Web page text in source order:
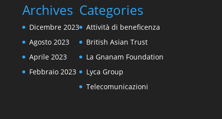
Archives
Dicembre 2023
Agosto 2023
Aprile 2023
Febbraio 2023
Categories
Attività di beneficenza
British Asian Trust
La Gnanam Foundation
Lyca Group
Telecomunicazioni